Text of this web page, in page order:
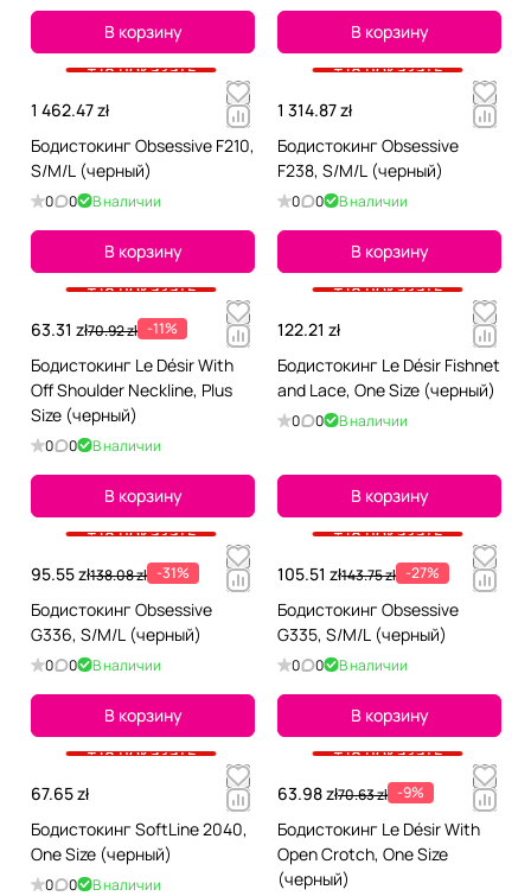
В корзину В корзину
+18 показать
1 462.47 zł
Бодистокинг Obsessive F210,
S/M/L (черный)
0 0 В наличии
В корзину
+18 показать
1 314.87 zł
Бодистокинг Obsessive
F238, S/M/L (черный)
0 0 В наличии
В корзину
+18 показать
63.31 zł70.92 zł -11%
Бодистокинг Le Désir With
Off Shoulder Neckline, Plus
Size (черный)
0 0 В наличии
В корзину
+18 показать
122.21 zł
Бодистокинг Le Désir Fishnet
and Lace, One Size (черный)
0 0 В наличии
В корзину
+18 показать
95.55 zł138.08 zł -31%
Бодистокинг Obsessive
G336, S/M/L (черный)
0 0 В наличии
В корзину
+18 показать
105.51 zł143.75 zł -27%
Бодистокинг Obsessive
G335, S/M/L (черный)
0 0 В наличии
В корзину
+18 показать
67.65 zł
Бодистокинг SoftLine 2040,
One Size (черный)
0 0 В наличии
+18 показать
63.98 zł70.63 zł -9%
Бодистокинг Le Désir With
Open Crotch, One Size
(черный)